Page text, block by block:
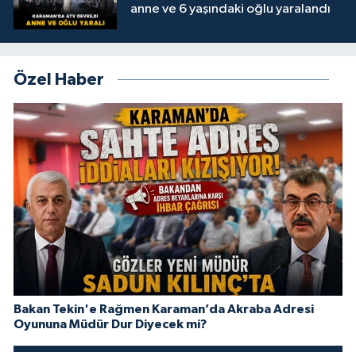
anne ve 6 yaşındaki oğlu yaralandı
Özel Haber
Bakan Tekin'e Rağmen Karaman’da Akraba Adresi
Oyununa Müdür Dur Diyecek mi?